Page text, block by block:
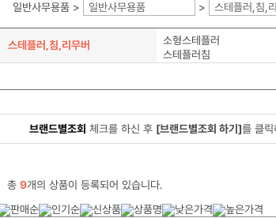
일반사무용품 > 일반사무용품 > 스테플러,침,
스테플러,침,리무버 소형스테플러
스테플러침
브랜드별조회 체크를 하신 후 [브랜드별조회 하기]를 클릭
총 9개의 상품이 등록되어 있습니다.